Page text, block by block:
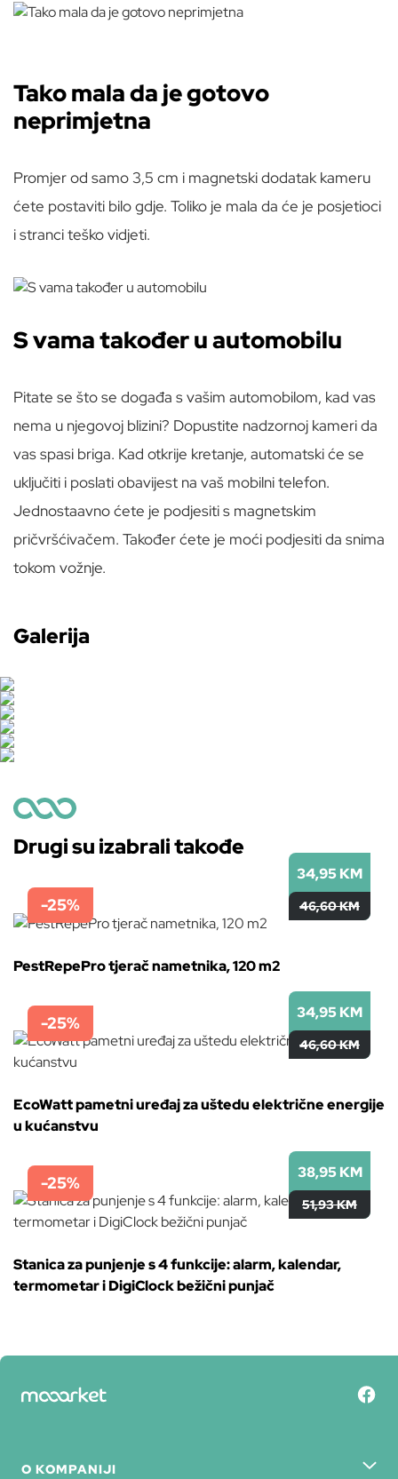
Tako mala da je gotovo
neprimjetna
Promjer od samo 3,5 cm i magnetski dodatak kameru
ćete postaviti bilo gdje. Toliko je mala da će je posjetioci
i stranci teško vidjeti.
S vama također u automobilu
Pitate se što se događa s vašim automobilom, kad vas
nema u njegovoj blizini? Dopustite nadzornoj kameri da
vas spasi briga. Kad otkrije kretanje, automatski će se
uključiti i poslati obavijest na vaš mobilni telefon.
Jednostaavno ćete je podjesiti s magnetskim
pričvršćivačem. Također ćete je moći podjesiti da snima
tokom vožnje.
Galerija
Drugi su izabrali takođe
-25%
34,95 KM
46,60 KM
PestRepePro tjerač nametnika, 120 m2
-25%
34,95 KM
46,60 KM
EcoWatt pametni uređaj za uštedu električne energije
u kućanstvu
-25%
38,95 KM
51,93 KM
Stanica za punjenje s 4 funkcije: alarm, kalendar,
termometar i DigiClock bežični punjač
O KOMPANIJI